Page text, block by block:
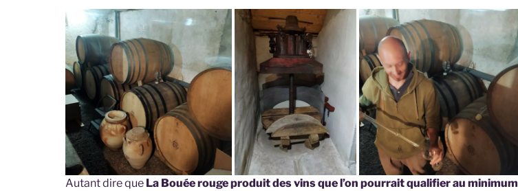
Autant dire que La Bouée rouge produit des vins que l’on pourrait qualifier au minimum